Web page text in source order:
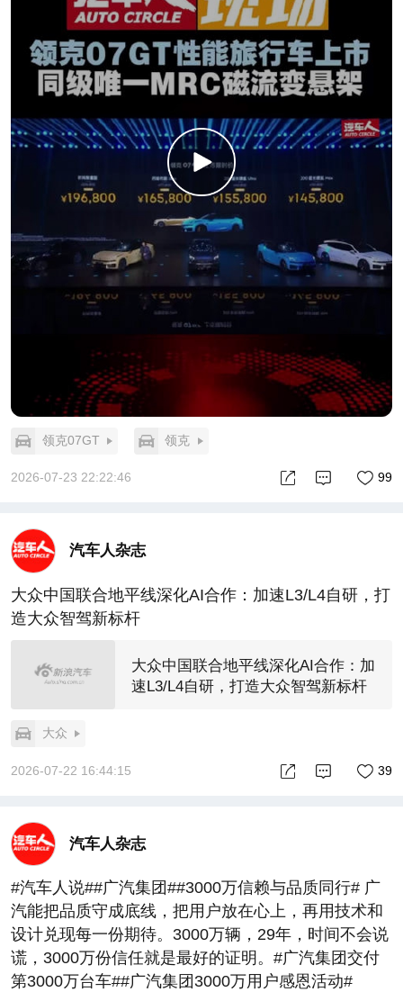
领克07GT 领克
2026-07-23 22:22:46 99
汽车人杂志
大众中国联合地平线深化AI合作：加速L3/L4自研，打
造大众智驾新标杆
大众中国联合地平线深化AI合作：加
速L3/L4自研，打造大众智驾新标杆
大众
2026-07-22 16:44:15 39
汽车人杂志
#汽车人说##广汽集团##3000万信赖与品质同行# 广
汽能把品质守成底线，把用户放在心上，再用技术和
设计兑现每一份期待。3000万辆，29年，时间不会说
谎，3000万份信任就是最好的证明。#广汽集团交付
第3000万台车##广汽集团3000万用户感恩活动#